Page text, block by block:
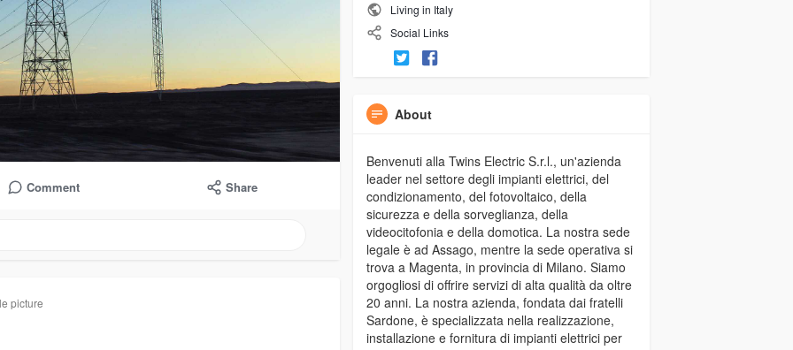
Comment Share
picture
Living in Italy
Social Links
About
Benvenuti alla Twins Electric S.r.l., un'azienda
leader nel settore degli impianti elettrici, del
condizionamento, del fotovoltaico, della
sicurezza e della sorveglianza, della
videocitofonia e della domotica. La nostra sede
legale è ad Assago, mentre la sede operativa si
trova a Magenta, in provincia di Milano. Siamo
orgogliosi di offrire servizi di alta qualità da oltre
20 anni. La nostra azienda, fondata dai fratelli
Sardone, è specializzata nella realizzazione,
installazione e fornitura di impianti elettrici per